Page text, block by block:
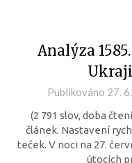
Analýza
Publikováno 27.
(2 791 slov, doba
článek. Nastavení
teček. V noci na 27.
útocích